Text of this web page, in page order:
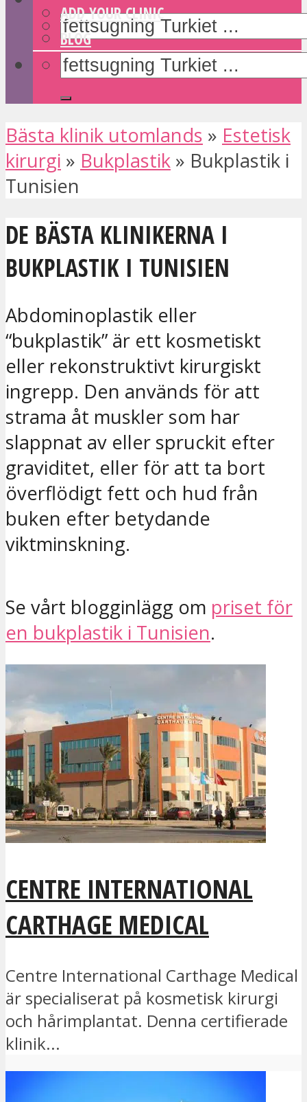
ADD YOUR CLINIC
BLOG
Bästa klinik utomlands » Estetisk
kirurgi » Bukplastik » Bukplastik i
Tunisien
DE BÄSTA KLINIKERNA I
BUKPLASTIK I TUNISIEN
Abdominoplastik eller
“bukplastik” är ett kosmetiskt
eller rekonstruktivt kirurgiskt
ingrepp. Den används för att
strama åt muskler som har
slappnat av eller spruckit efter
graviditet, eller för att ta bort
överflödigt fett och hud från
buken efter betydande
viktminskning.
Se vårt blogginlägg om priset för
en bukplastik i Tunisien.
CENTRE INTERNATIONAL
CARTHAGE MEDICAL
Centre International Carthage Medical
är specialiserat på kosmetisk kirurgi
och hårimplantat. Denna certifierade
klinik...